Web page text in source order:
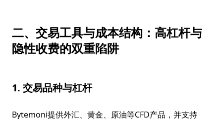
二、交易工具与成本结构：高杠杆与
隐性收费的双重陷阱
1. 交易品种与杠杆
Bytemoni提供外汇、黄金、原油等CFD产品，并支持